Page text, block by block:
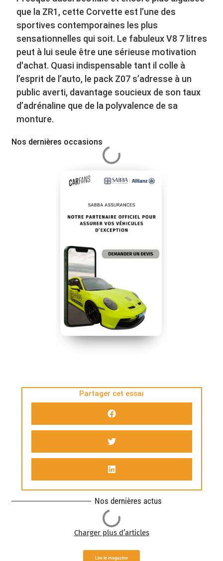
que la ZR1, cette Corvette est l’une des
sportives contemporaines les plus
sensationnelles qui soit. Le fabuleux V8 7 litres
peut à lui seule être une sérieuse motivation
d'achat. Quasi indispensable tant il colle à
l’esprit de l’auto, le pack Z07 s’adresse à un
public averti, davantage soucieux de son taux
d’adrénaline que de la polyvalence de sa
monture.
Nos dernières occasions
Partager cet essai
Nos dernières actus
Charger plus d’articles
Lire le magazine